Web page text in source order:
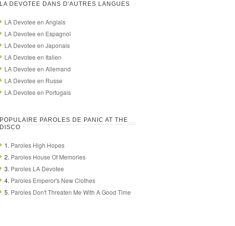
LA DEVOTEE DANS D'AUTRES LANGUES
LA Devotee en Anglais
LA Devotee en Espagnol
LA Devotee en Japonais
LA Devotee en Italien
LA Devotee en Allemand
LA Devotee en Russe
LA Devotee en Portugais
POPULAIRE PAROLES DE PANIC AT THE
DISCO
1. Paroles High Hopes
2. Paroles House Of Memories
3. Paroles LA Devotee
4. Paroles Emperor's New Clothes
5. Paroles Don't Threaten Me With A Good Time